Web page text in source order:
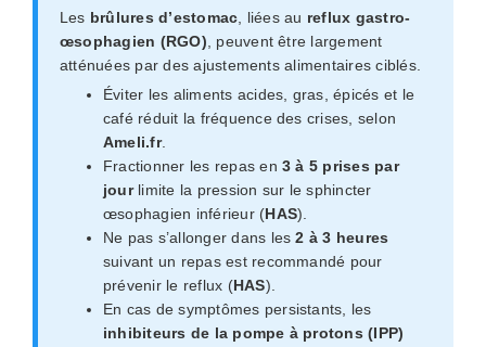
Les brûlures d’estomac , liées au reflux gastro-
œsophagien (RGO) , peuvent être largement
atténuées par des ajustements alimentaires ciblés.
Éviter les aliments acides, gras, épicés et le
café réduit la fréquence des crises, selon
Ameli.fr.
Fractionner les repas en 3 à 5 prises par
jourlimite la pression sur le sphincter
œsophagien inférieur (HAS).
Ne pas s’allonger dans les2 à 3 heures
suivant un repas est recommandé pour
prévenir le reflux (HAS).
En cas de symptômes persistants, les
inhibiteurs de la pompe à protons (IPP)